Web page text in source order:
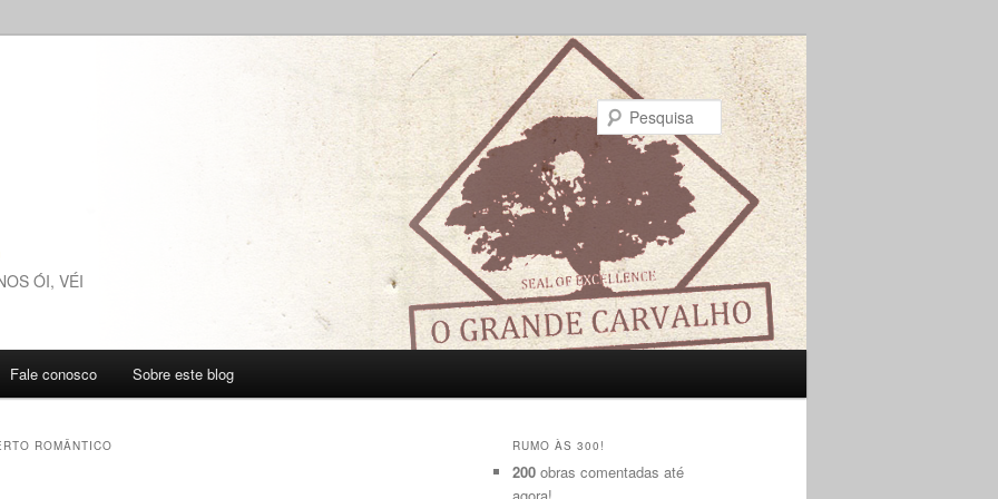
ÓI, VÉI
Pesquisa
Fale conosco Sobre este blog
ROMÂNTICO RUMO ÀS 300!
200 obras comentadas até